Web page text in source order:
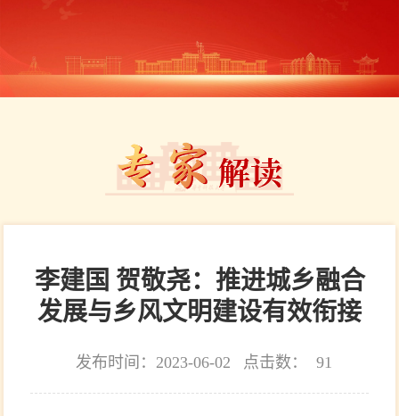
李建国 贺敬尧：推进城乡融合
发展与乡风文明建设有效衔接
发布时间：2023-06-02 点击数： 91